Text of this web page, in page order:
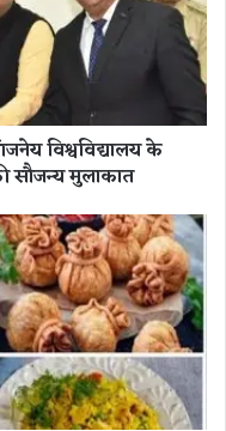
विश्वविद्यालय के
मुलाकात